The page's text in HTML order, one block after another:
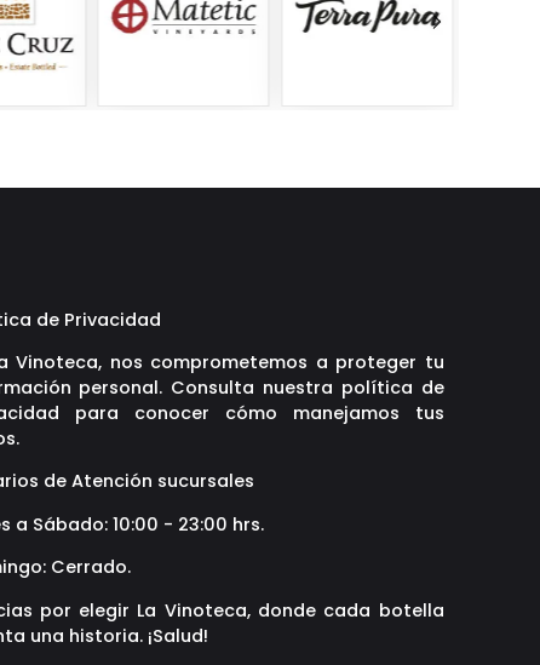
de Privacidad
Vinoteca, nos comprometemos a proteger tu
personal. Consulta nuestra política de
para conocer cómo manejamos tus
de Atención sucursales
a Sábado: 10:00 - 23:00 hrs.
Cerrado.
por elegir La Vinoteca, donde cada botella
una historia. ¡Salud!